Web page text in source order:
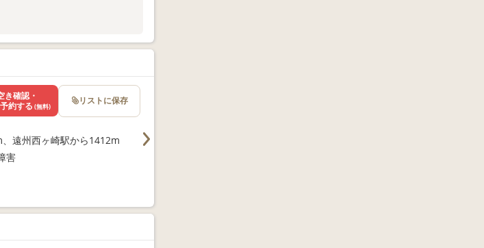
遠州西ヶ崎駅から1412m
害
き確認・
約する (無料) リストに保存